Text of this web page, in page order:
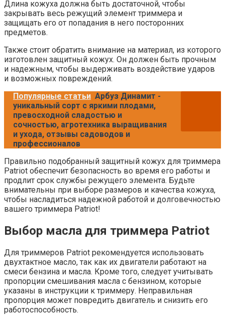
Длина кожуха должна быть достаточной, чтобы
закрывать весь режущий элемент триммера и
защищать его от попадания в него посторонних
предметов.
Также стоит обратить внимание на материал, из которого
изготовлен защитный кожух. Он должен быть прочным
и надежным, чтобы выдерживать воздействие ударов
и возможных повреждений.
Популярные статьи Арбуз Динамит -
уникальный сорт с яркими плодами,
превосходной сладостью и
сочностью, агротехника выращивания
и ухода, отзывы садоводов и
профессионалов
Правильно подобранный защитный кожух для триммера
Patriot обеспечит безопасность во время его работы и
продлит срок службы режущего элемента. Будьте
внимательны при выборе размеров и качества кожуха,
чтобы насладиться надежной работой и долговечностью
вашего триммера Patriot!
Выбор масла для триммера Patriot
Для триммеров Patriot рекомендуется использовать
двухтактное масло, так как их двигатели работают на
смеси бензина и масла. Кроме того, следует учитывать
пропорции смешивания масла с бензином, которые
указаны в инструкции к триммеру. Неправильная
пропорция может повредить двигатель и снизить его
работоспособность.